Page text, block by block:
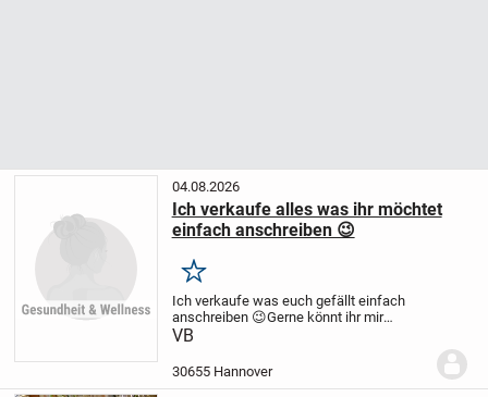
04.08.2026
Ich verkaufe alles was ihr möchtet
einfach anschreiben 😉
Merken
Ich verkaufe was euch gefällt einfach
anschreiben 😉Gerne könnt ihr mir
erzählen was euch gefällt
VB
30655 Hannover